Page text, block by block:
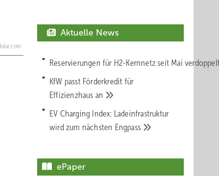
Aktuelle News
Reservierungen für H2-Kernnetz seit Mai
KfW passt Förderkredit für
Effizienzhaus an
EV Charging Index: Ladeinfrastruktur
wird zum nächsten Engpass
ePaper